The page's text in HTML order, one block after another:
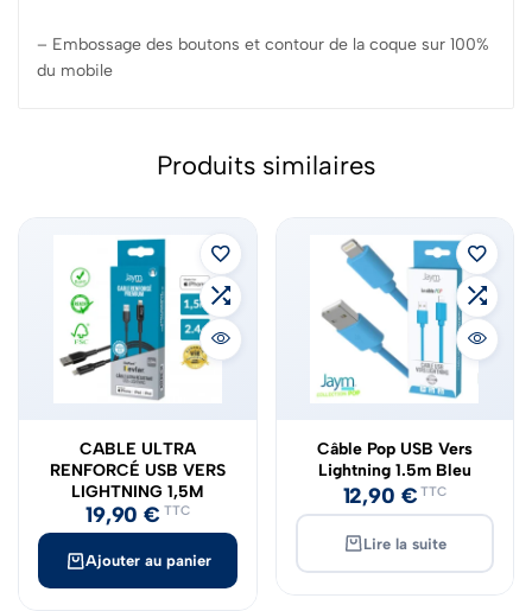
– Embossage des boutons et contour de la coque sur 100%
du mobile
Produits similaires
Ajouter au panier
CABLE ULTRA
RENFORCÉ USB VERS
LIGHTNING 1,5M
19,90€ TTC
Lire la suite
Câble Pop USB Vers
Lightning 1.5m Bleu
12,90 € TTC